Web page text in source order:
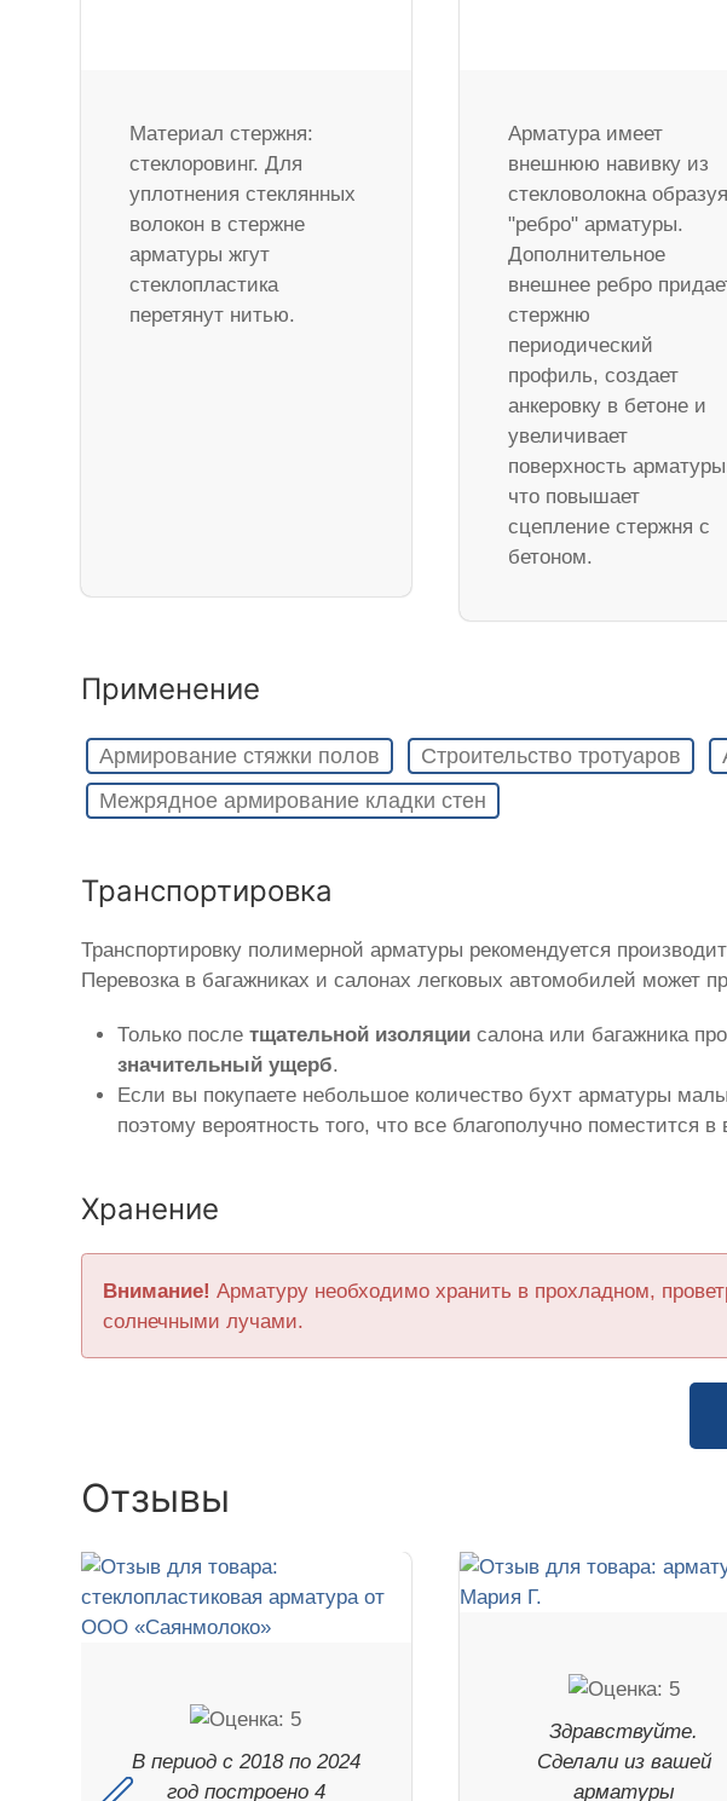
Материал стержня:
стеклоровинг. Для
уплотнения стеклянных
волокон в стержне
арматуры жгут
стеклопластика
перетянут нитью.
Арматура имеет
внешнюю навивку из
стекловолокна образуя
"ребро" арматуры.
Дополнительное
внешнее ребро
стержню
периодический
профиль, создает
анкеровку в бетоне и
увеличивает
поверхность
что повышает
сцепление стержня с
бетоном.
Применение
Армирование стяжки полов Строительство тротуаров
Межрядное армирование кладки стен
Транспортировка
Транспортировку полимерной арматуры рекомендуется
Перевозка в багажниках и салонах легковых автомобилей может
Только послетщательной изоляции салона или багажника
значительный ущерб.
Если вы покупаете небольшое количество бухт арматуры
поэтому вероятность того, что все благополучно
Хранение
Внимание! Арматуру необходимо хранить в прохладном,
солнечными лучами.
Отзывы
В период с 2018 по 2024
год построено 4
Здравствуйте.
Сделали из вашей
арматуры